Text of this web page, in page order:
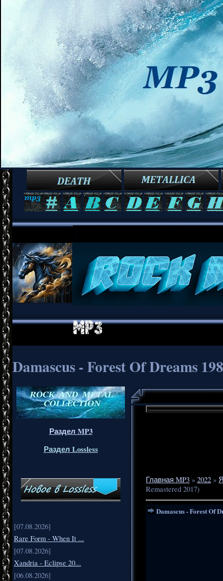
Damascus - Forest Of Dreams
Раздел MP3
Раздел Lossless
[07.08.2026]
Rare Form - When It ...
[07.08.2026]
Xandria - Eclipse 20...
[06.08.2026]
Главная MP3 » 2022 »
Remastered 2017)
Damascus - Forest Of